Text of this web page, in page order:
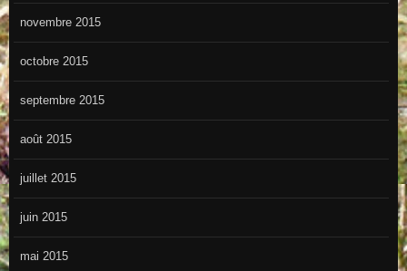
novembre 2015
octobre 2015
septembre 2015
août 2015
juillet 2015
juin 2015
mai 2015